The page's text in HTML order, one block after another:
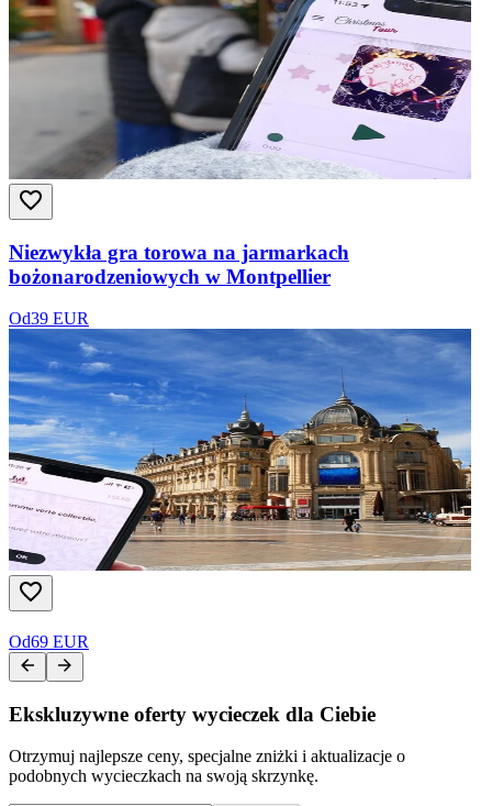
Niezwykła gra torowa na jarmarkach
bożonarodzeniowych w Montpellier
Od39 EUR
Od69 EUR
Ekskluzywne oferty wycieczek dla Ciebie
Otrzymuj najlepsze ceny, specjalne zniżki i aktualizacje o
podobnych wycieczkach na swoją skrzynkę.